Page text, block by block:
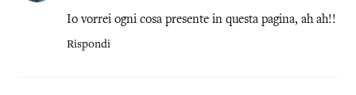
Io vorrei ogni cosa presente in questa pagina, ah ah!!
Rispondi